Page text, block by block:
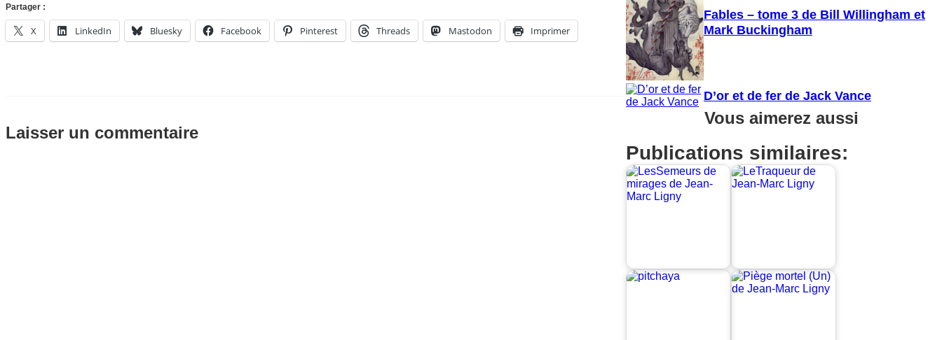
Partager :
X LinkedIn Bluesky Facebook Pinterest Threads Mastodon Imprimer
Laisser un commentaire
Fables – tome 3 de Bill Willingham et
Mark Buckingham
D’or et de fer de Jack Vance
Vous aimerez aussi
Publications similaires: